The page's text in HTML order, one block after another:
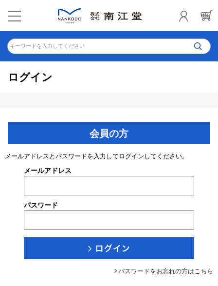
キーワードを入力してください
ログイン
会員の方
メールアドレスとパスワードを入力してログインしてください。
メールアドレス
パスワード
パスワードをお忘れの方はこちら